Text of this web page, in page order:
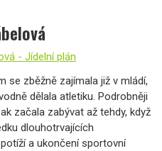
- Jídelní plán
se zběžně zajímala již v mládí,
dělala atletiku. Podrobněji
začala zabývat až tehdy, když
dlouhotrvajících
a ukončení sportovní